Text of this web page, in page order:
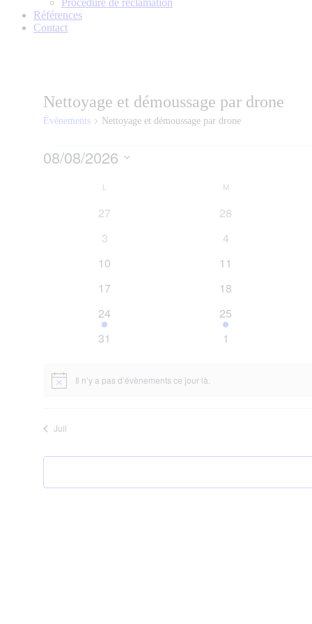
Procédure de réclamation
Références
Contact
Nettoyage et démoussage par drone
Évènements Nettoyage et démoussage par drone
Évènements
08/08/2026
Calendrier
L M
0
27
0
28
0
3
0
4
010
011
017
018
1
évènement
24
1
évènement
25
0
31
01
Notice Il n’y a pas d’évènements ce jour là.
Juil